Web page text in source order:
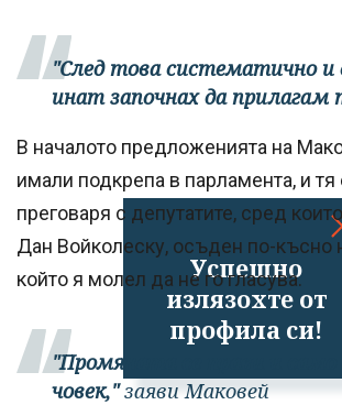
Успешно
излязохте от
профила си!
"След това систематично и
инат започнах да прилагам
В началото предложенията на
имали подкрепа в парламента, и тя
преговаря с депутатите, сред
Дан Войколеску, осъден по-късно
който я молел да не го гласува.
"Промяната се прави и само
човек,"заяви Маковей